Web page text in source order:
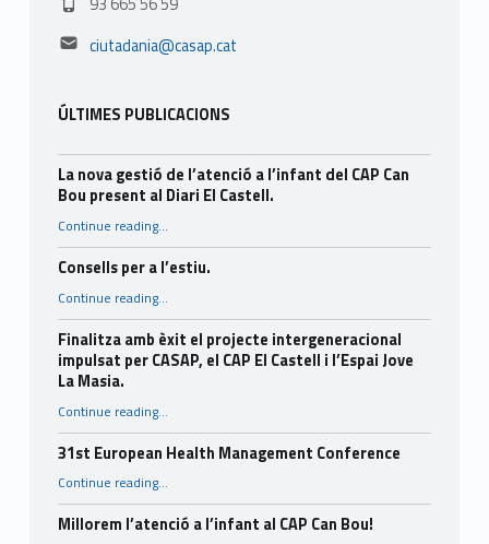
93 665 56 59
Email address:
ciutadania@casap.cat
ÚLTIMES PUBLICACIONS
La nova gestió de l’atenció a l’infant del CAP Can
Bou present al Diari El Castell.
Continue reading“La nova gestió de l’atenció a l’infant del CAP Can Bou present al Diari El Castell.”
…
Consells per a l’estiu.
Continue reading…
Finalitza amb èxit el projecte intergeneracional
impulsat per CASAP, el CAP El Castell i l’Espai Jove
La Masia.
Continue reading“Finalitza amb èxit el projecte intergeneracional impulsat per CASAP, el CAP El Castell i l’Espai Jove La Masia.”
…
31st European Health Management Conference
Continue reading“31st European Health Management Conference”
…
Millorem l’atenció a l’infant al CAP Can Bou!